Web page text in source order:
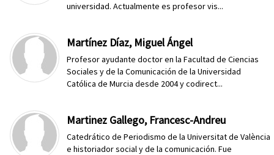
universidad. Actualmente es profesor vis...
Martínez Díaz, Miguel Ángel
Profesor ayudante doctor en la Facultad de Ciencias
Sociales y de la Comunicación de la Universidad
Católica de Murcia desde 2004 y codirect...
Martinez Gallego, Francesc-Andreu
Catedrático de Periodismo de la Universitat de València
e historiador social y de la comunicación. Fue